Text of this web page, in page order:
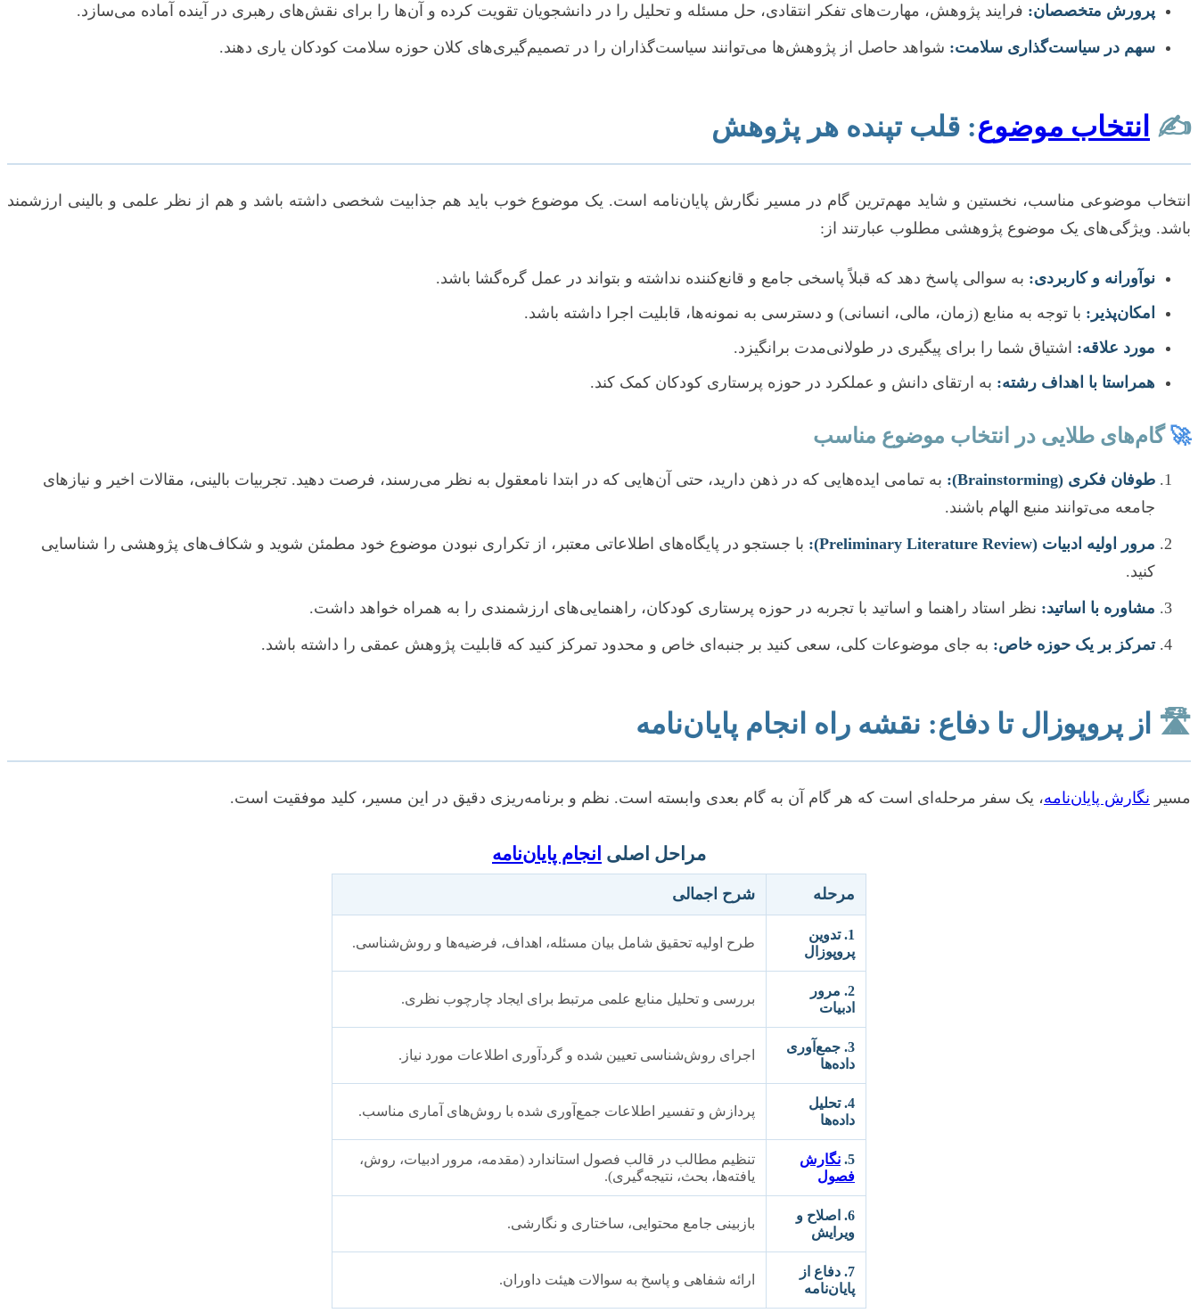
پرورش متخصصان: فرایند پژوهش، مهارت‌های تفکر انتقادی، حل مسئله و تحلیل را در دانشجویان تقویت کرده و آن‌ها را برای نقش‌های رهبری در آینده آماده می‌سازد.
سهم در سیاست‌گذاری سلامت: شواهد حاصل از پژوهش‌ها می‌توانند سیاست‌گذاران را در تصمیم‌گیری‌های کلان حوزه سلامت کودکان یاری دهند.
✍️ انتخاب موضوع: قلب تپنده هر پژوهش
انتخاب موضوعی مناسب، نخستین و شاید مهم‌ترین گام در مسیر نگارش پایان‌نامه است. یک موضوع خوب باید هم جذابیت شخصی داشته باشد و هم از نظر علمی و بالینی ارزشمند
باشد. ویژگی‌های یک موضوع پژوهشی مطلوب عبارتند از:
نوآورانه و کاربردی: به سوالی پاسخ دهد که قبلاً پاسخی جامع و قانع‌کننده نداشته و بتواند در عمل گره‌گشا باشد.
امکان‌پذیر: با توجه به منابع (زمان، مالی، انسانی) و دسترسی به نمونه‌ها، قابلیت اجرا داشته باشد.
مورد علاقه: اشتیاق شما را برای پیگیری در طولانی‌مدت برانگیزد.
همراستا با اهداف رشته: به ارتقای دانش و عملکرد در حوزه پرستاری کودکان کمک کند.
🚀گام‌های طلایی در انتخاب موضوع مناسب
طوفان فکری (Brainstorming):
به تمامی ایده‌هایی که در ذهن دارید، حتی آن‌هایی که در ابتدا نامعقول به نظر می‌رسند، فرصت دهید. تجربیات بالینی، مقالات اخیر و نیازهای
جامعه می‌توانند منبع الهام باشند.
مرور اولیه ادبیات (Preliminary Literature Review):
با جستجو در پایگاه‌های اطلاعاتی معتبر، از تکراری نبودن موضوع خود مطمئن شوید و شکاف‌های پژوهشی را شناسایی
کنید.
مشاوره با اساتید: نظر استاد راهنما و اساتید با تجربه در حوزه پرستاری کودکان، راهنمایی‌های ارزشمندی را به همراه خواهد داشت.
تمرکز بر یک حوزه خاص: به جای موضوعات کلی، سعی کنید بر جنبه‌ای خاص و محدود تمرکز کنید که قابلیت پژوهش عمقی را داشته باشد.
🛣️ از پروپوزال تا دفاع: نقشه راه انجام پایان‌نامه
مسیر نگارش پایان‌نامه، یک سفر مرحله‌ای است که هر گام آن به گام بعدی وابسته است. نظم و برنامه‌ریزی دقیق در این مسیر، کلید موفقیت است.
مراحل اصلی انجام پایان‌نامه
مرحله شرح اجمالی
1. تدوین
پروپوزال
طرح اولیه تحقیق شامل بیان مسئله، اهداف، فرضیه‌ها و روش‌شناسی.
2. مرور
ادبیات
بررسی و تحلیل منابع علمی مرتبط برای ایجاد چارچوب نظری.
3. جمع‌آوری
داده‌ها
اجرای روش‌شناسی تعیین شده و گردآوری اطلاعات مورد نیاز.
4. تحلیل
داده‌ها
پردازش و تفسیر اطلاعات جمع‌آوری شده با روش‌های آماری مناسب.
5. نگارش
فصول
تنظیم مطالب در قالب فصول استاندارد (مقدمه، مرور ادبیات، روش،
یافته‌ها، بحث، نتیجه‌گیری).
6. اصلاح و
ویرایش
بازبینی جامع محتوایی، ساختاری و نگارشی.
7. دفاع از
پایان‌نامه
ارائه شفاهی و پاسخ به سوالات هیئت داوران.